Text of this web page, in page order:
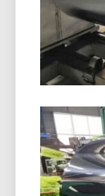
8021
8021
untuk